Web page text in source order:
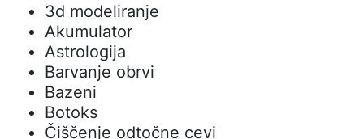
3d modeliranje
Akumulator
Astrologija
Barvanje obrvi
Bazeni
Botoks
Čiščenje odtočne cevi